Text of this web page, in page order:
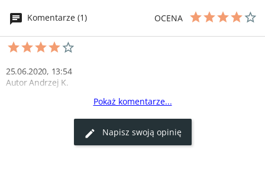
Komentarze (1) OCENA
25.06.2020, 13:54
Autor Andrzej K.
Dobra cena za dużą ilość
Duże opakowanie czarnej soli himalajskiej, świetna jakość w
Pokaż komentarze...
Napisz swoją opinię